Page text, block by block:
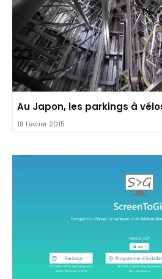
Au Japon, les parkings à
18 février 2015